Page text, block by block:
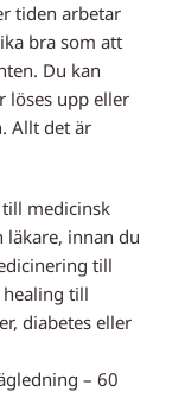
tiden arbetar
bra som att
Du kan
löses upp eller
Allt det är
medicinsk
läkare, innan du
till
till
diabetes eller
– 60